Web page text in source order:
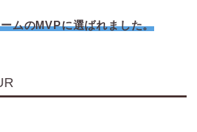
ムのMVPに選ばれました。